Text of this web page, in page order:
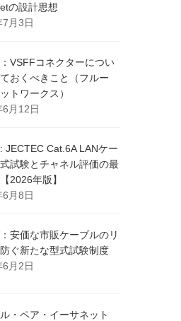
の設計思想
7月3日
VSFFコネクターについ
おくべきこと（フルー
トワークス）
6月12日
JECTEC Cat.6A LANケー
試験とチャネル評価の最
2026年版】
6月8日
安価な市販ケーブルのリ
ぐ新たな型式試験制度
6月2日
・ペア・イーサネット